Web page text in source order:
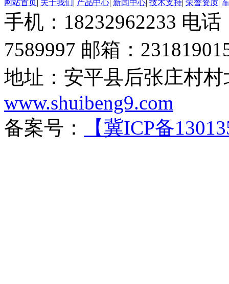
网站首页| 关于我们| 产品中心| 新闻中心| 技术支持| 荣誉资质|
手机：18232962233 电
7589997 邮箱：
地址：安平县后张庄村
www.shuibeng9.com
备案号：
【冀ICP备